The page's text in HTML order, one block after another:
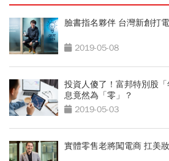
臉書指名夥伴 台灣新創打
2019-05-08
投資人傻了！富邦特別股
息竟然為「零」？
2019-05-03
實體零售老將闖電商 扛美